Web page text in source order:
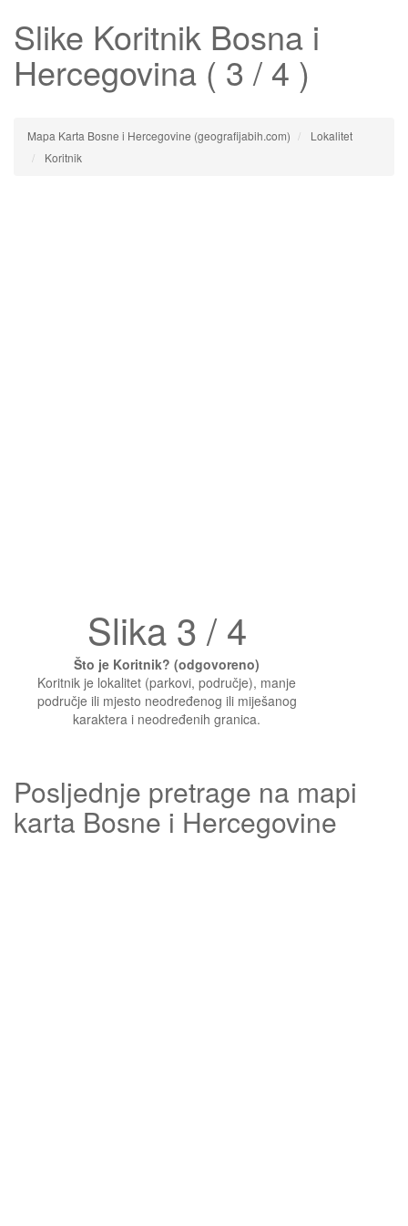
Slike Koritnik Bosna i
Hercegovina ( 3 / 4 )
Mapa Karta Bosne i Hercegovine (geografijabih.com)
Lokalitet
Koritnik
Slika 3 / 4
Što je Koritnik? (odgovoreno)
Koritnik je lokalitet (parkovi, područje), manje
područje ili mjesto neodređenog ili miješanog
karaktera i neodređenih granica.
Posljednje pretrage na mapi
karta Bosne i Hercegovine